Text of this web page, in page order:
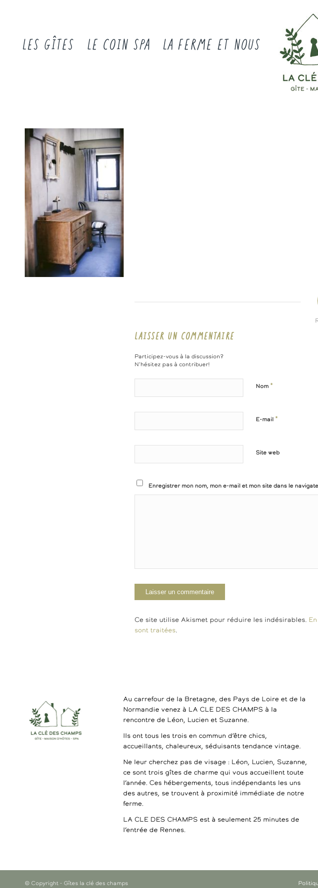
LES GÎTES LE COIN SPA LA FERME ET NOUS
LAISSER UN COMMENTAIRE
Participez-vous à la discussion?
N'hésitez pas à contribuer!
Nom *
E-mail *
Site web
Enregistrer mon nom, mon e-mail et mon site dans le
Ce site utilise Akismet pour réduire les indésirables.
sont traitées.
Au carrefour de la Bretagne, des Pays de Loire et de la
Normandie venez à LA CLE DES CHAMPS à la
rencontre de Léon, Lucien et Suzanne.
Ils ont tous les trois en commun d’être chics,
accueillants, chaleureux, séduisants tendance vintage.
Ne leur cherchez pas de visage : Léon, Lucien, Suzanne,
ce sont trois gîtes de charme qui vous accueillent toute
l’année. Ces hébergements, tous indépendants les uns
des autres, se trouvent à proximité immédiate de notre
ferme.
LA CLE DES CHAMPS est à seulement 25 minutes de
l’entrée de Rennes.
© Copyright - Gîtes la clé des champs